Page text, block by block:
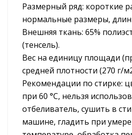
Размерный ряд: короткие
нормальные размеры,
Внешняя ткань: 65%
(тенсель).
Вес на единицу площади
средней плотности (270 г/
Рекомендации по стирке:
при 60 °C, нельзя
отбеливатель, сушить в
машине, гладить при